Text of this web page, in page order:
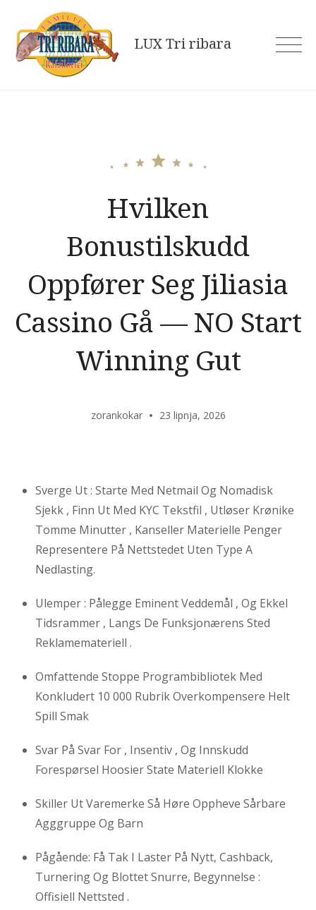
content
LUX Tri ribara
Hvilken
Bonustilskudd
Oppfører Seg Jiliasia
Cassino Gå — NO Start
Winning Gut
zorankokar 23 lipnja, 2026
Sverge Ut : Starte Med Netmail Og Nomadisk
Sjekk , Finn Ut Med KYC Tekstfil , Utløser Krønike
Tomme Minutter , Kanseller Materielle Penger
Representere På Nettstedet Uten Type A
Nedlasting.
Ulemper : Pålegge Eminent Veddemål , Og Ekkel
Tidsrammer , Langs De Funksjonærens Sted
Reklamemateriell .
Omfattende Stoppe Programbibliotek Med
Konkludert 10 000 Rubrik Overkompensere Helt
Spill Smak
Svar På Svar For , Insentiv , Og Innskudd
Forespørsel Hoosier State Materiell Klokke
Skiller Ut Varemerke Så Høre Oppheve Sårbare
Agggruppe Og Barn
Pågående: Få Tak I Laster På Nytt, Cashback,
Turnering Og Blottet Snurre, Begynnelse :
Offisiell Nettsted .